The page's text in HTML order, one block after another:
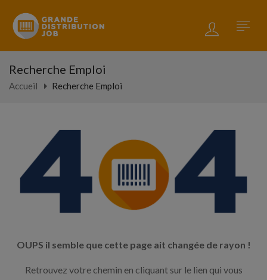
Recherche Emploi
Accueil Recherche Emploi
OUPS il semble que cette page ait changée de rayon !
Retrouvez votre chemin en cliquant sur le lien qui vous